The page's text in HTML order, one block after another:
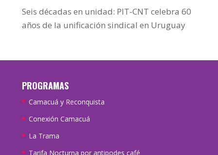
Seis décadas en unidad: PIT-CNT celebra 60
años de la unificación sindical en Uruguay
PROGRAMAS
Camacuá y Reconquista
Conexión Camacuá
La Trama
Tarifa Nocturna por antipodes café